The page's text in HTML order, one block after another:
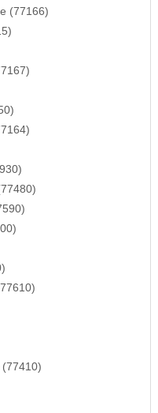
(77166)